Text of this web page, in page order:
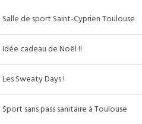
Salle de sport Saint-Cyprien Toulouse
Idée cadeau de Noël !!
Les Sweaty Days !
Sport sans pass sanitaire à Toulouse